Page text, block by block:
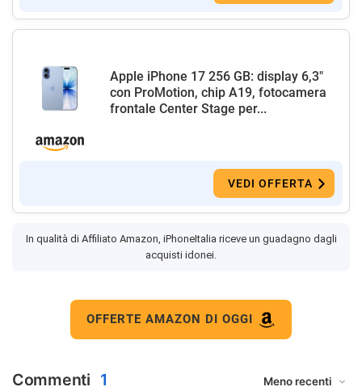
Apple iPhone 17 256 GB: display 6,3"
con ProMotion, chip A19, fotocamera
frontale Center Stage per...
VEDI OFFERTA
In qualità di Affiliato Amazon, iPhoneItalia riceve un guadagno dagli
acquisti idonei.
OFFERTE AMAZON DI OGGI
Commenti 1